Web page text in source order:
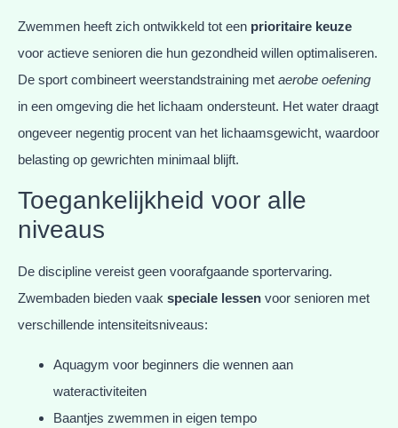
Zwemmen heeft zich ontwikkeld tot een prioritaire keuze
voor actieve senioren die hun gezondheid willen optimaliseren.
De sport combineert weerstandstraining met aerobe oefening
in een omgeving die het lichaam ondersteunt. Het water draagt
ongeveer negentig procent van het lichaamsgewicht, waardoor
belasting op gewrichten minimaal blijft.
Toegankelijkheid voor alle
niveaus
De discipline vereist geen voorafgaande sportervaring.
Zwembaden bieden vaak speciale lessen voor senioren met
verschillende intensiteitsniveaus:
Aquagym voor beginners die wennen aan
wateractiviteiten
Baantjes zwemmen in eigen tempo